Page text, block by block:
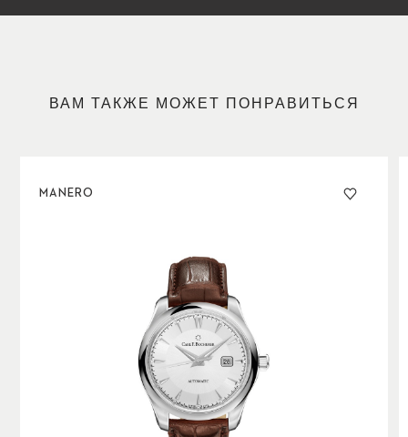
Классический сдержанный дизайн позволяет по
одного взгляда на циферблат. Образец сдержанной
ВАМ ТАКЖЕ МОЖЕТ ПОНРАВИТЬСЯ
MANERO